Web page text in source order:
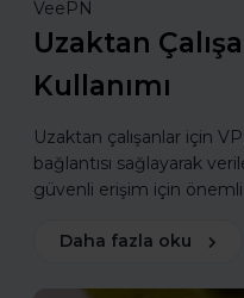
VeePN
Uzaktan
Kullanımı
Uzaktan çalışanlar için
bağlantısı sağlayarak
güvenli erişim için önemli
Daha fazla oku